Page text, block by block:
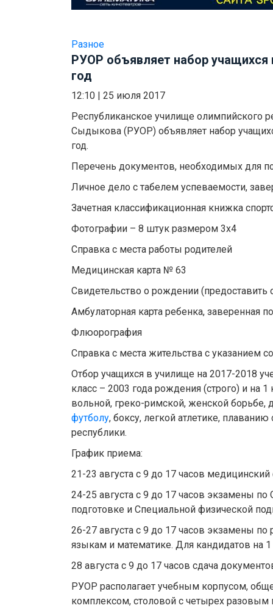
Разное
РУОР объявляет набор учащихся
год
12:10
25 июля 2017
Республиканское училище олимпийского
Сыдыкова (РУОР) объявляет набор
год.
Перечень документов, необходимых для
Личное дело с табелем успеваемости,
Зачетная классификационная книжка
Фотографии – 8 штук размером 3х4
Справка с места работы родителей
Медицинская карта № 63
Свидетельство о рождении (предоставить
Амбулаторная карта ребенка, заверенная
Флюорография
Справка с места жительства с указанием
Отбор учащихся в училище на 2017-2018
класс – 2003 года рождения (строго) и на
вольной, греко-римской, женской борьбе,
футболу, боксу, легкой атлетике, плаванию
республики.
График приема:
21-23 августа с 9 до 17 часов медицинский
24-25 августа с 9 до 17 часов экзамены
подготовке и Специальной физической
26-27 августа с 9 до 17 часов экзамены
языкам и математике. Для кандидатов на
28 августа с 9 до 17 часов сдача
РУОР располагает учебным корпусом,
комплексом, столовой с четырех разовым